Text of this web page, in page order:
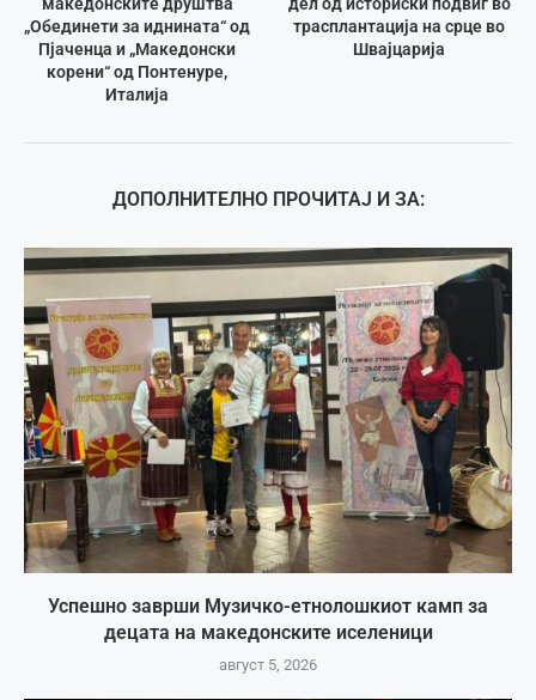
македонските друштва
„Обединети за иднината“ од
Пјаченца и „Македонски
корени“ од Понтенуре,
Италија
дел од историски подвиг во
трасплантација на срце во
Швајцарија
ДОПОЛНИТЕЛНО ПРОЧИТАЈ И ЗА:
Успешно заврши Музичко-етнолошкиот камп за
децата на македонските иселеници
август 5, 2026